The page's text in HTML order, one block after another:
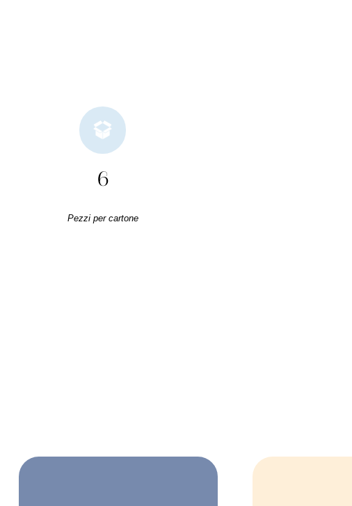
6
Pezzi per cartone